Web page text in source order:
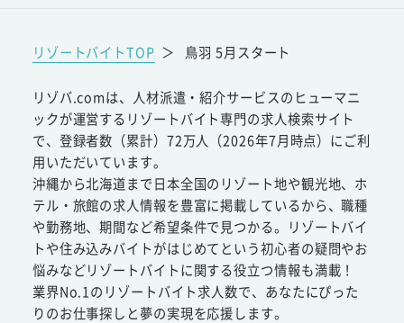
リゾートバイトTOP ＞ 鳥羽 5月スタート
リゾバ.comは、人材派遣・紹介サービスのヒューマニ
ックが運営するリゾートバイト専門の求人検索サイト
で、登録者数（累計）72万人（2026年7月時点）にご利
用いただいています。
沖縄から北海道まで日本全国のリゾート地や観光地、ホ
テル・旅館の求人情報を豊富に掲載しているから、職種
や勤務地、期間など希望条件で見つかる。リゾートバイ
トや住み込みバイトがはじめてという初心者の疑問やお
悩みなどリゾートバイトに関する役立つ情報も満載！
業界No.1のリゾートバイト求人数で、あなたにぴった
りのお仕事探しと夢の実現を応援します。